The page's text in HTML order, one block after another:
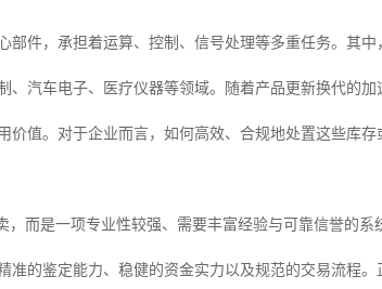
部件，承担着运算、控制、信号处理等多重任务。其
、汽车电子、医疗仪器等领域。随着产品更新换代的
价值。对于企业而言，如何高效、合规地处置这些库
，而是一项专业性较强、需要丰富经验与可靠信誉的系
准的鉴定能力、稳健的资金实力以及规范的交易流程